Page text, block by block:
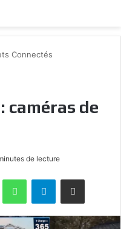
Connectés
caméras de
de lecture
WhatsAppTelegramPartagez par mail